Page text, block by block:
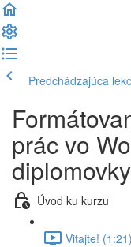
Predchádzajúca
prác vo
Úvod ku kurzu
Vitajte! (1:21)